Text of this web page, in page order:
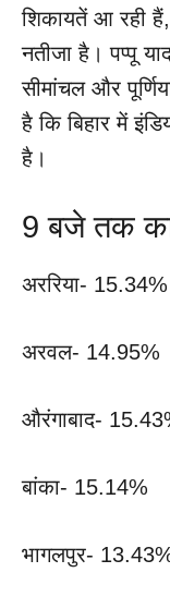
शिकायतें आ रही
नतीजा है। पप्पू
सीमांचल और
है कि बिहार में
है।
9 बजे तक
अररिया- 15.34%
अरवल- 14.95%
औरंगाबाद-
बांका- 15.14%
भागलपुर-